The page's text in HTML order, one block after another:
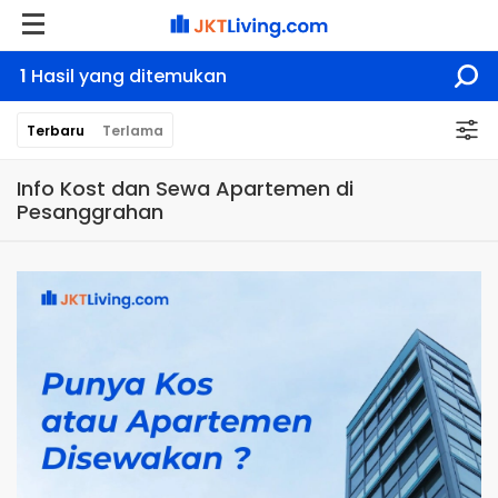
1 Hasil yang ditemukan
Terbaru Terlama
Info Kost dan Sewa Apartemen di
Pesanggrahan